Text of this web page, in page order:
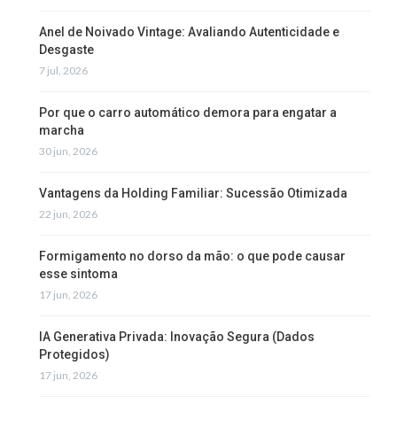
Anel de Noivado Vintage: Avaliando Autenticidade e
Desgaste
7 jul, 2026
Por que o carro automático demora para engatar a
marcha
30 jun, 2026
Vantagens da Holding Familiar: Sucessão Otimizada
22 jun, 2026
Formigamento no dorso da mão: o que pode causar
esse sintoma
17 jun, 2026
IA Generativa Privada: Inovação Segura (Dados
Protegidos)
17 jun, 2026